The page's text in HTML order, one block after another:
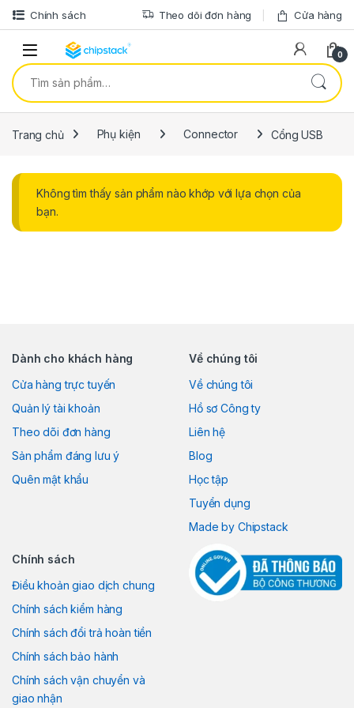
Bỏ qua để điều hướng
Bỏ qua nội dung
Chính sách Theo dõi đơn hàng Cửa hàng
0
Tìm kiếm:
Trang chủ Phụ kiện Connector Cổng USB
Không tìm thấy sản phẩm nào khớp với lựa chọn của
bạn.
Dành cho khách hàng
Cửa hàng trực tuyến
Quản lý tài khoản
Theo dõi đơn hàng
Sản phẩm đáng lưu ý
Quên mật khẩu
Về chúng tôi
Về chúng tôi
Hồ sơ Công ty
Liên hệ
Blog
Học tập
Tuyển dụng
Made by Chipstack
Chính sách
Điều khoản giao dịch chung
Chính sách kiểm hàng
Chính sách đổi trả hoàn tiền
Chính sách bảo hành
Chính sách vận chuyển và
giao nhận